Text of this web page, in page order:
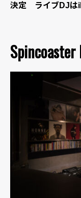
決定 ライブDJは
Spincoaster